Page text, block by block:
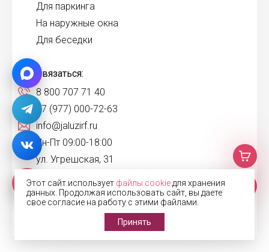
Для паркинга
На наружные окна
Для беседки
Связаться:
8 800 707 71 40
+7 (977) 000-72-63
info@jaluzirf.ru
Пн-Пт 09:00-18:00
ул. Угрешская, 31
Этот сайт использует файлы cookie для хранения
данных. Продолжая использовать сайт, вы даете
свое согласие на работу с этими файлами.
Принять